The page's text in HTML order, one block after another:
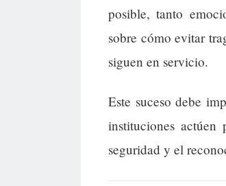
posible, tanto
sobre cómo evitar
siguen en servicio.
Este suceso debe
instituciones
seguridad y el